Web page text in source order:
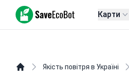
SaveEcoBot Карти
Якість повітря в Україні